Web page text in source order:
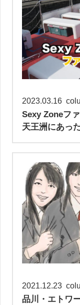
Sexy Zoneフ
天王洲にあっ
2023.03.16
品川・エトワ
2021.12.23